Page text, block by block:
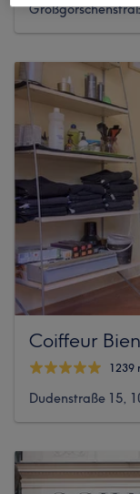
Coiffeur
1239
Dudenstraße 15,